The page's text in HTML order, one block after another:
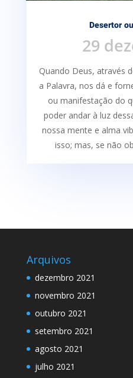
Desertor
29
Quando Deus, através
a Palavra, nos dá e
ou manifestação do
poder andar à luz
nossa mente e alma
isso; mas, se não
Arquivos
dezembro 2021
novembro 2021
outubro 2021
setembro 2021
agosto 2021
julho 2021